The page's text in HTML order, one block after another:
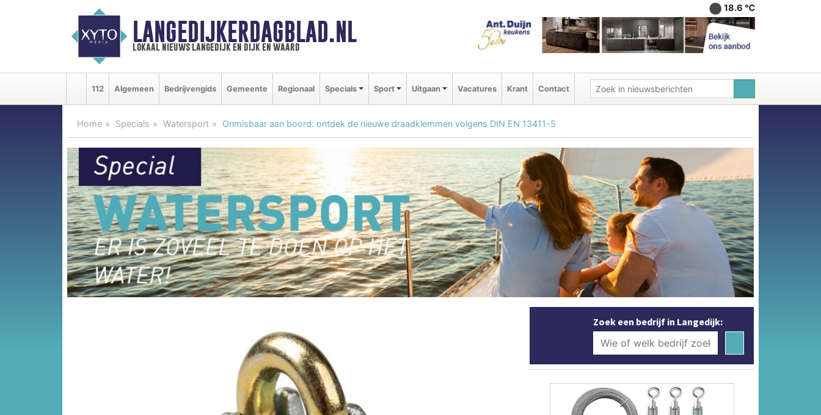
LANGEDIJKERDAGBLAD.NL
lokaal nieuws langedijk en dijk en waard
18.6 ℃
112 Algemeen Bedrijvengids Gemeente Regionaal Specials Sport Uitgaan Vacatures Krant Contact
Home Specials Watersport Onmisbaar aan boord: ontdek de nieuwe draadklemmen volgens DIN EN 13411-5
Zoek een bedrijf in Langedijk: